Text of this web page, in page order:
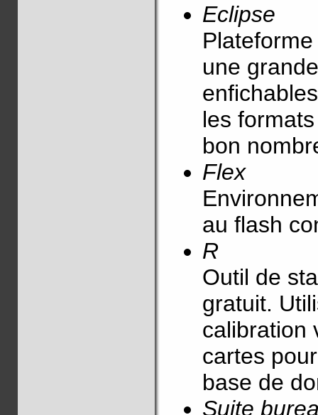
Eclipse
une
les
bon
Flex
au flash
R
Outil de
gratuit.
calibration
cartes
base de
Suite